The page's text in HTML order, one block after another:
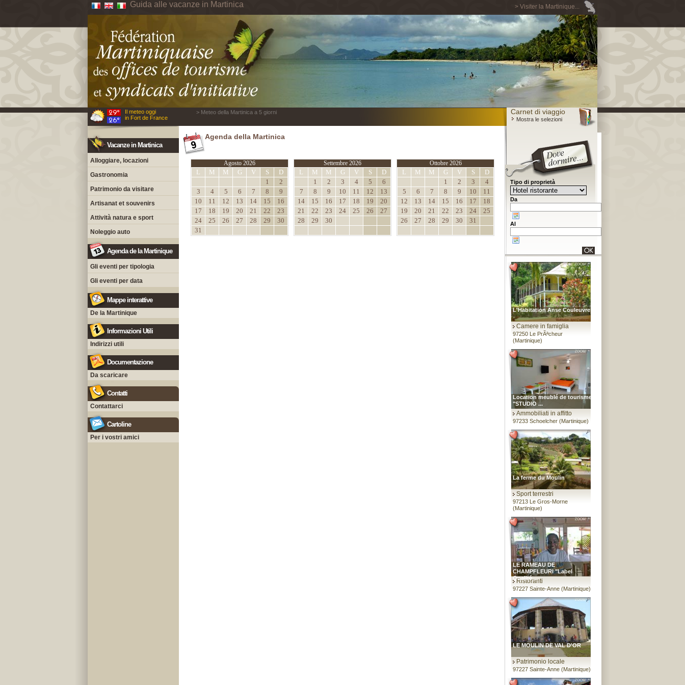
> Visiter la Martinique...
Guida alle vacanze in Martinica
Il meteo oggi
in Fort de France
> Meteo della Martinica a 5 giorni Carnet di viaggio
Mostra le selezioni
Vacanze in Martinica
Alloggiare, locazioni
Gastronomia
Patrimonio da visitare
Artisanat et souvenirs
Attività natura e sport
Noleggio auto
Agenda de la Martinique
Gli eventi per tipologia
Gli eventi per data
Mappe interattive
De la Martinique
Informazioni Utili
Indirizzi utili
Documentazione
Da scaricare
Contatti
Contattarci
Cartoline
Per i vostri amici
Agenda della Martinica
Agosto 2026
L M M G V S
D
1
2
3
4 5 6 7 8
9
10
11 12 13 14 15
16
17
18 19 20 21 22
23
24
25 26 27 28 29
30
31
Settembre 2026
L M M G V S
D
1
2 3 4 5
6
7
8 9 10 11 12
13
14
15 16 17 18 19
20
21
22 23 24 25 26
27
28
29 30
Ottobre 2026
L M M G V S
D
1
2 3
4
5
6 7 8 9 10
11
12
13 14 15 16 17
18
19
20 21 22 23 24
25
26
27 28 29 30 31
Tipo di proprietà
Da
Al
L'Habitation Anse Couleuvre
Camere in famiglia
97250 Le PrÃªcheur
(Martinique)
Location meublé de tourisme
"STUDIO ...
Ammobiliati in affitto
97233 Schoelcher (Martinique)
La ferme du Moulin
Sport terrestri
97213 Le Gros-Morne
(Martinique)
LE RAMEAU DE
CHAMPFLEURI "Label
Qualité ...
Ristoranti
97227 Sainte-Anne (Martinique)
LE MOULIN DE VAL D'OR
Patrimonio locale
97227 Sainte-Anne (Martinique)